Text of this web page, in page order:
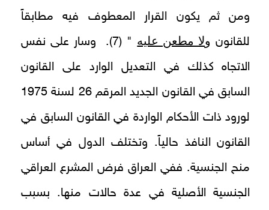
ومن ثم يكون القرار المعطوف فيه مطابقاً
للقانون ولا مطعن عليه
" (7). وسار على نفس
الاتجاه كذلك في التعديل الوارد على القانون
السابق في القانون الجديد المرقم 26 لسنة 1975
لورود ذات الأحكام الواردة في القانون السابق في
القانون النافذ حالياً. وتختلف الدول في أساس
منح الجنسية. ففي العراق فرض المشرع العراقي
الجنسية الأصلية في عدة حالات منها. بسبب